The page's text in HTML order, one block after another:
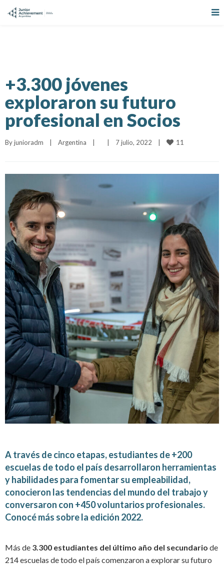
+3.300 jóvenes
exploraron su futuro
profesional en Socios
By junioradm Argentina 7 julio, 2022 11
A través de cinco etapas, estudiantes de +200
escuelas de todo el país desarrollaron herramientas
y habilidades para fomentar su empleabilidad,
conocieron las tendencias del mundo del trabajo y
conversaron con +450 voluntarios profesionales.
Conocémás sobre la edición 2022.
Más de 3.300 estudiantes del último año del secundario de
214 escuelas de todo el país comenzaron a explorar su futuro